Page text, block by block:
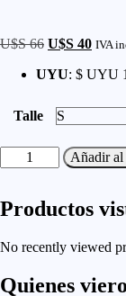
U$S66 El
original
U$S 66.
U$S 40 El
actual
U$S
IVA
UYU: $ UYU
Talle
Bermuda
Rothco
Short
Combate
Añadir al
Productos
No recently viewed
Quienes